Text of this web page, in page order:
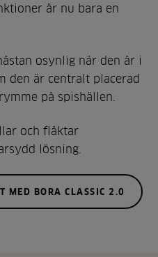
är nu bara en
osynlig när den är i
den är centralt placerad
på spishällen.
och fläktar
lösning.
MED BORA CLASSIC 2.0